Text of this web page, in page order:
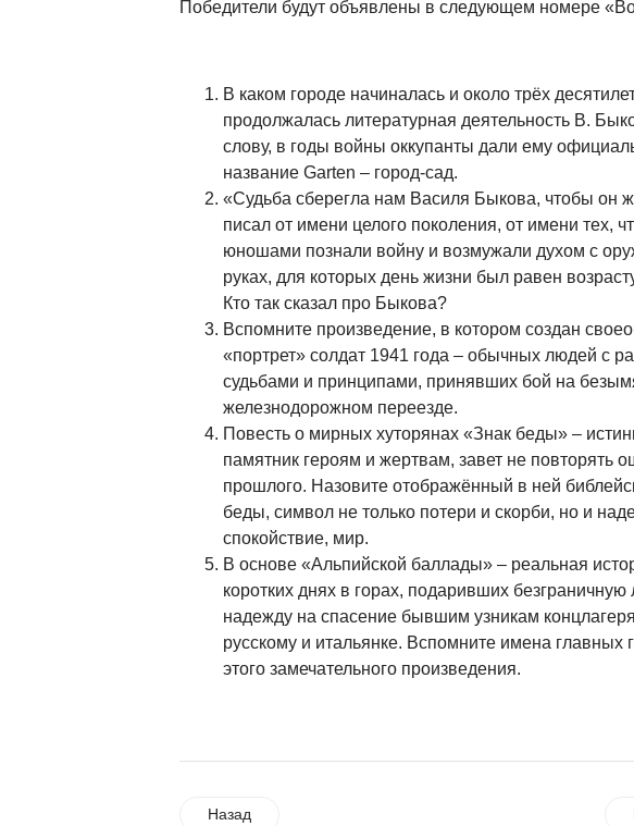
Победители будут объявлены в следующем номере
В каком городе начиналась и около трёх
продолжалась литературная деятельность В.
слову, в годы войны оккупанты дали ему
название Garten – город-сад.
«Судьба сберегла нам Василя Быкова, чтобы он
писал от имени целого поколения, от имени тех,
юношами познали войну и возмужали духом с
руках, для которых день жизни был равен
Кто так сказал про Быкова?
Вспомните произведение, в котором создан
«портрет» солдат 1941 года – обычных людей с
судьбами и принципами, принявших бой на
железнодорожном переезде.
Повесть о мирных хуторянах «Знак беды» –
памятник героям и жертвам, завет не повторять
прошлого. Назовите отображённый в ней
беды, символ не только потери и скорби, но и
спокойствие, мир.
В основе «Альпийской баллады» – реальная
коротких днях в горах, подаривших безграничную
надежду на спасение бывшим узникам
русскому и итальянке. Вспомните имена главных
этого замечательного произведения.
Назад